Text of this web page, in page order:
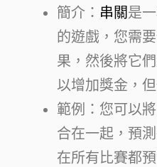
簡介： 串關是
的遊戲，您需
果，然後將它
以增加獎金，
範例：您可以
合在一起，預
在所有比賽都